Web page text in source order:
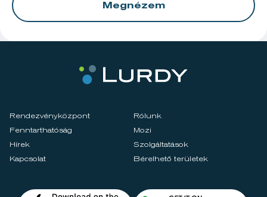
Megnézem
Rendezvényközpont
Rólunk
Fenntarthatóság
Mozi
Hírek
Szolgáltatások
Kapcsolat
Bérelhető területek